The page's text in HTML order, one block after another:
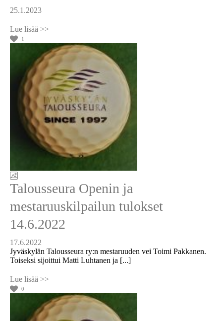
25.1.2023
1
Talousseura Openin ja
mestaruuskilpailun tulokset
14.6.2022
17.6.2022
Jyväskylän Talousseura ry:n mestaruuden vei Toimi Pakkanen.
Toiseksi sijoittui Matti Luhtanen ja [...]
0